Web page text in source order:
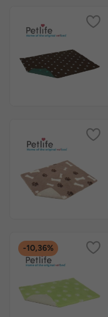
-10,36%